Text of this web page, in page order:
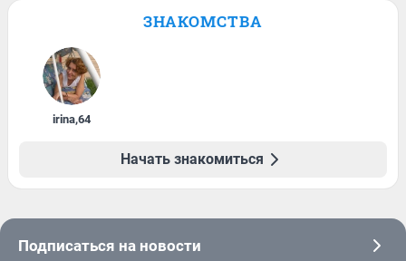
ЗНАКОМСТВА
irina,64
Начать знакомиться
Подписаться на новости